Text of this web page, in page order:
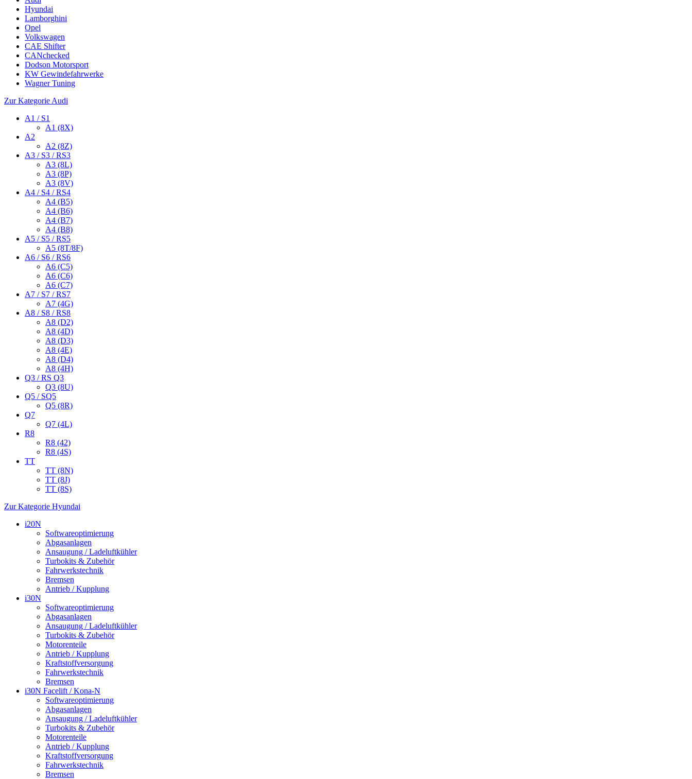
Hyundai
Lamborghini
Opel
Volkswagen
CAE Shifter
CANchecked
Dodson Motorsport
KW Gewindefahrwerke
Wagner Tuning
Zur Kategorie Audi
A1 / S1
A1 (8X)
A2
A2 (8Z)
A3 / S3 / RS3
A3 (8L)
A3 (8P)
A3 (8V)
A4 / S4 / RS4
A4 (B5)
A4 (B6)
A4 (B7)
A4 (B8)
A5 / S5 / RS5
A5 (8T/8F)
A6 / S6 / RS6
A6 (C5)
A6 (C6)
A6 (C7)
A7 / S7 / RS7
A7 (4G)
A8 / S8 / RS8
A8 (D2)
A8 (4D)
A8 (D3)
A8 (4E)
A8 (D4)
A8 (4H)
Q3 / RS Q3
Q3 (8U)
Q5 / SQ5
Q5 (8R)
Q7
Q7 (4L)
R8
R8 (42)
R8 (4S)
TT
TT (8N)
TT (8J)
TT (8S)
Zur Kategorie Hyundai
i20N
Softwareoptimierung
Abgasanlagen
Ansaugung / Ladeluftkühler
Turbokits & Zubehör
Fahrwerkstechnik
Bremsen
Antrieb / Kupplung
i30N
Softwareoptimierung
Abgasanlagen
Ansaugung / Ladeluftkühler
Turbokits & Zubehör
Motorenteile
Antrieb / Kupplung
Kraftstoffversorgung
Fahrwerkstechnik
Bremsen
i30N Facelift / Kona-N
Softwareoptimierung
Abgasanlagen
Ansaugung / Ladeluftkühler
Turbokits & Zubehör
Motorenteile
Antrieb / Kupplung
Kraftstoffversorgung
Fahrwerkstechnik
Bremsen